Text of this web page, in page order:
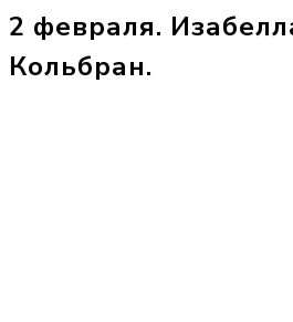
2 февраля.
Кольбран.